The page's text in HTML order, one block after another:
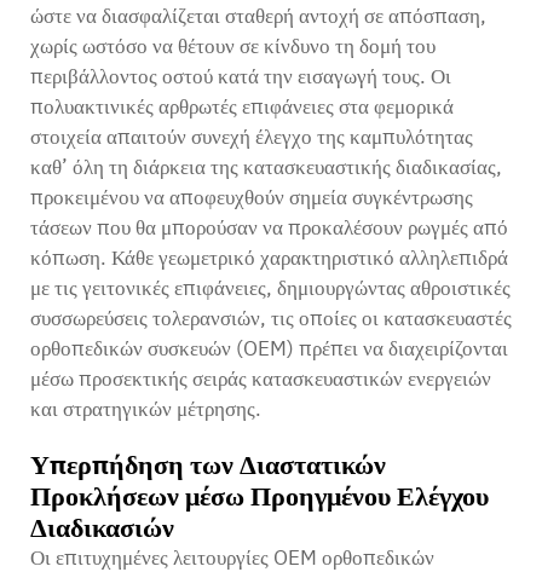
ώστε να διασφαλίζεται σταθερή αντοχή σε απόσπαση,
χωρίς ωστόσο να θέτουν σε κίνδυνο τη δομή του
περιβάλλοντος οστού κατά την εισαγωγή τους. Οι
πολυακτινικές αρθρωτές επιφάνειες στα φεμορικά
στοιχεία απαιτούν συνεχή έλεγχο της καμπυλότητας
καθ’ όλη τη διάρκεια της κατασκευαστικής διαδικασίας,
προκειμένου να αποφευχθούν σημεία συγκέντρωσης
τάσεων που θα μπορούσαν να προκαλέσουν ρωγμές από
κόπωση. Κάθε γεωμετρικό χαρακτηριστικό αλληλεπιδρά
με τις γειτονικές επιφάνειες, δημιουργώντας αθροιστικές
συσσωρεύσεις τολερανσιών, τις οποίες οι κατασκευαστές
ορθοπεδικών συσκευών (OEM) πρέπει να διαχειρίζονται
μέσω προσεκτικής σειράς κατασκευαστικών ενεργειών
και στρατηγικών μέτρησης.
Υπερπήδηση των Διαστατικών
Προκλήσεων μέσω Προηγμένου Ελέγχου
Διαδικασιών
Οι επιτυχημένες λειτουργίες OEM ορθοπεδικών